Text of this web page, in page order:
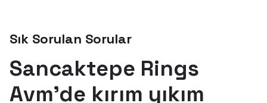
Sık Sorulan Sorular
Sancaktepe Rings
Avm'de kırım yıkım